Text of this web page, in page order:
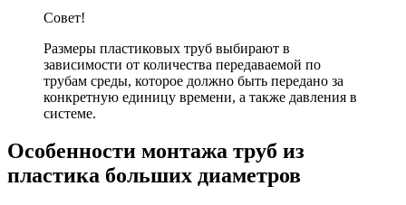
Совет!
Размеры пластиковых труб выбирают в
зависимости от количества передаваемой по
трубам среды, которое должно быть передано за
конкретную единицу времени, а также давления в
системе.
Особенности монтажа труб из
пластика больших диаметров